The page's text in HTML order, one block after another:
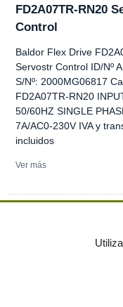
FD2A07TR-RN20
Control
Baldor Flex Drive
Servostr Control ID/Nº
S/Nº: 2000MG06817
FD2A07TR-RN20
50/60HZ SINGLE
7A/AC0-230V IVA y
incluidos
Ver más